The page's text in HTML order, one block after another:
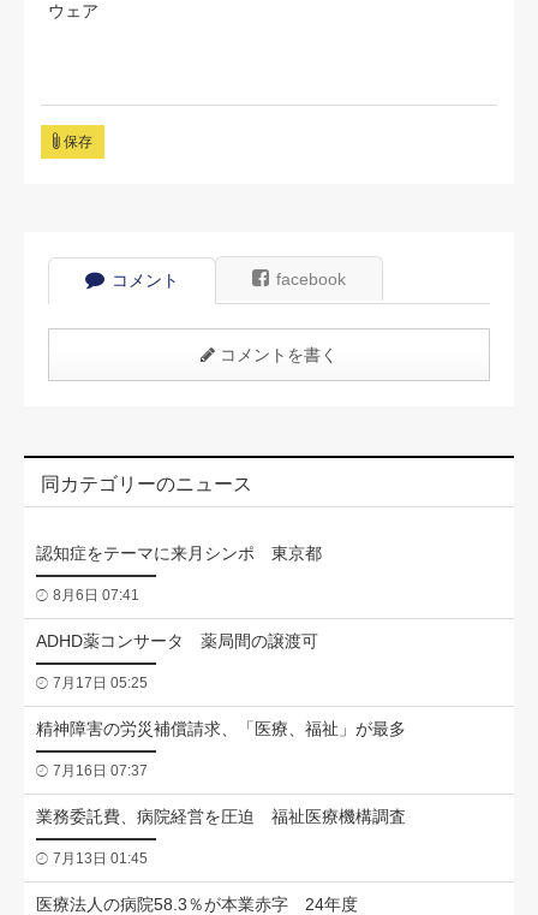
ウェア
保存
コメント facebook
コメントを書く
同カテゴリーのニュース
認知症をテーマに来月シンポ 東京都
8月6日 07:41
ADHD薬コンサータ 薬局間の譲渡可
7月17日 05:25
精神障害の労災補償請求、「医療、福祉」が最多
7月16日 07:37
業務委託費、病院経営を圧迫 福祉医療機構調査
7月13日 01:45
医療法人の病院58.3％が本業赤字 24年度